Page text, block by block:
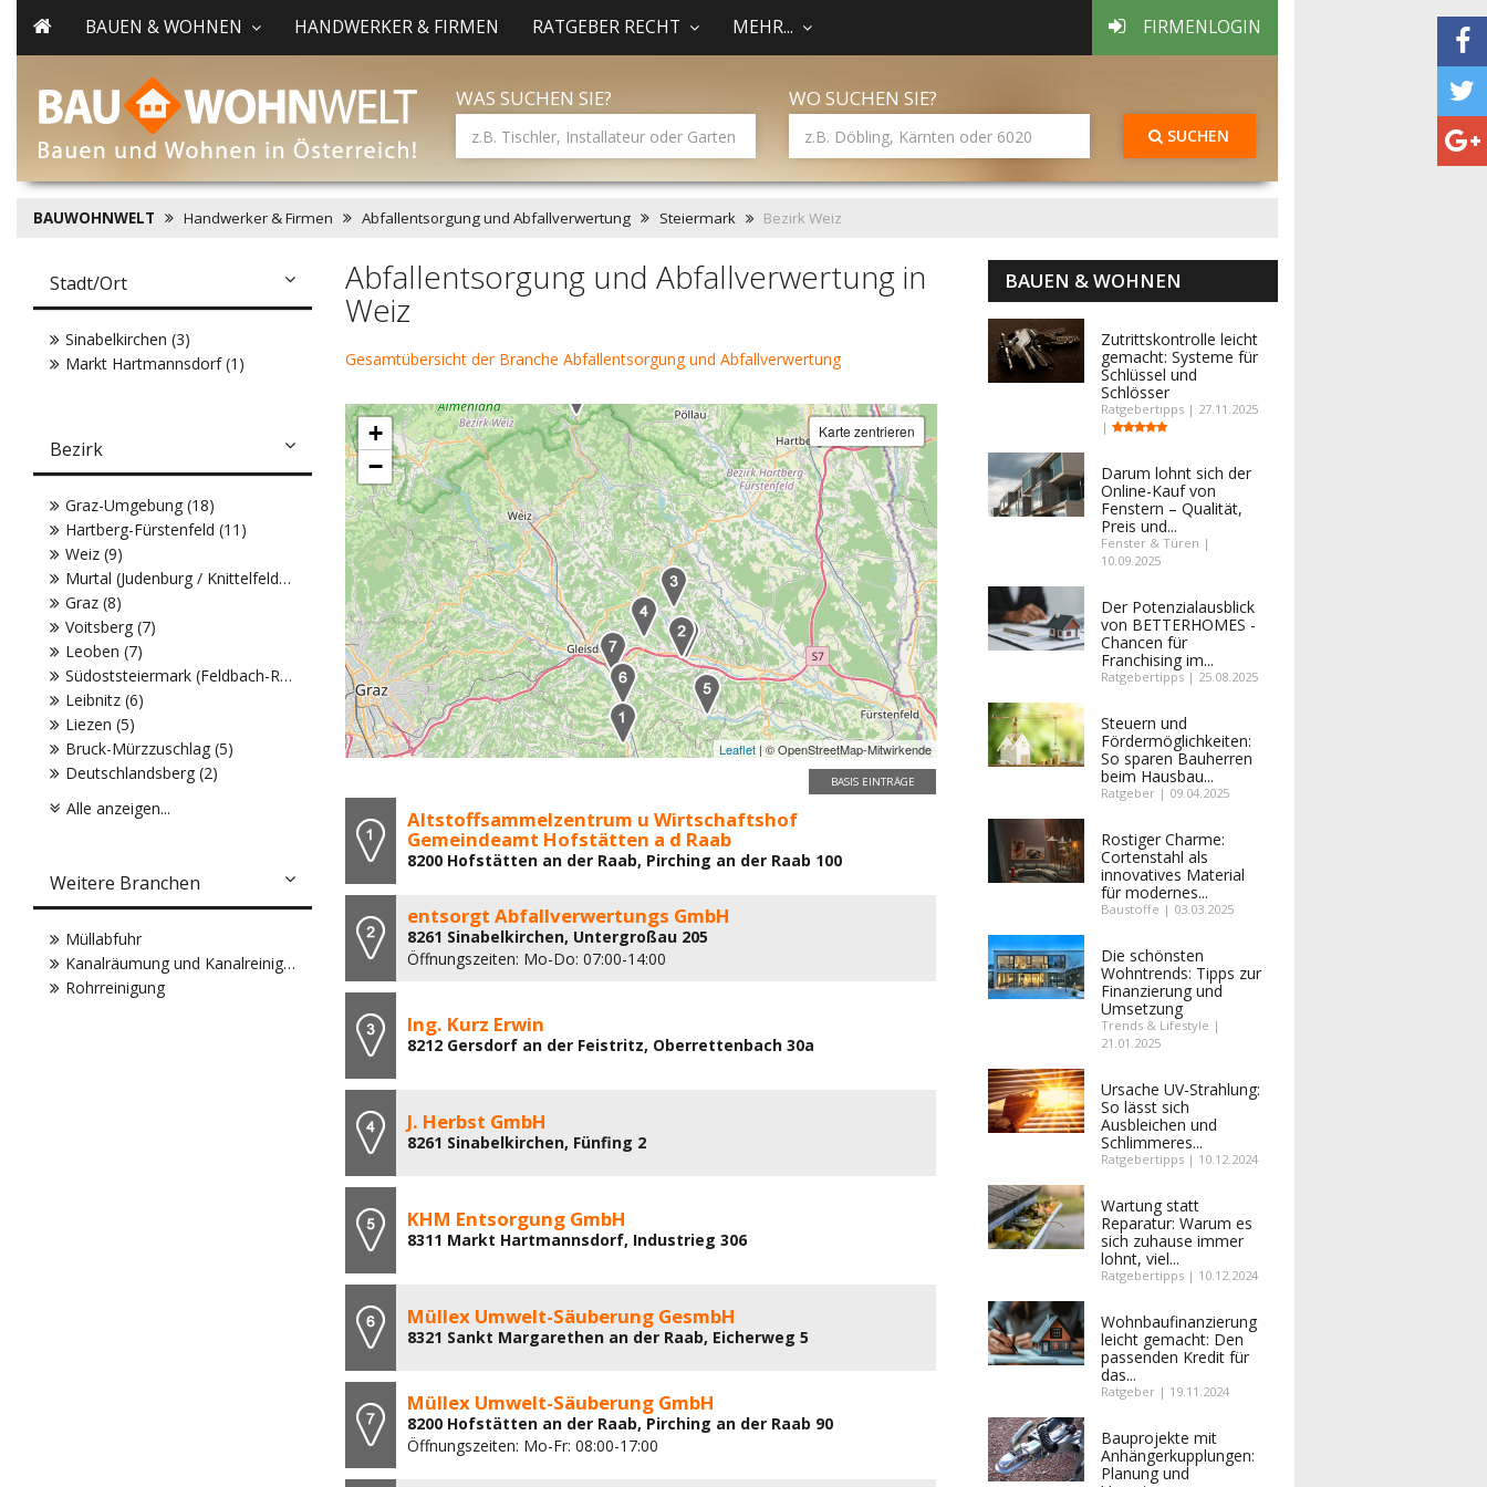
BAUEN & WOHNEN HANDWERKER & FIRMEN RATGEBER RECHT MEHR... FIRMENLOGIN
WAS SUCHEN SIE? WO SUCHEN SIE?
SUCHEN
BAUWOHNWELT Handwerker & Firmen Abfallentsorgung und Abfallverwertung Steiermark Bezirk Weiz
Abfallentsorgung und Abfallverwertung in
Weiz
Gesamtübersicht der Branche Abfallentsorgung und Abfallverwertung
+
−
Karte zentrieren
Leaflet | © OpenStreetMap-Mitwirkende
BASIS EINTRÄGE
Altstoffsammelzentrum u Wirtschaftshof
Gemeindeamt Hofstätten a d Raab
8200 Hofstätten an der Raab, Pirching an der Raab 100
entsorgt Abfallverwertungs GmbH
8261 Sinabelkirchen, Untergroßau 205
Öffnungszeiten: Mo-Do: 07:00-14:00
Ing. Kurz Erwin
8212 Gersdorf an der Feistritz, Oberrettenbach 30a
J. Herbst GmbH
8261 Sinabelkirchen, Fünfing 2
KHM Entsorgung GmbH
8311 Markt Hartmannsdorf, Industrieg 306
Müllex Umwelt-Säuberung GesmbH
8321 Sankt Margarethen an der Raab, Eicherweg 5
Müllex Umwelt-Säuberung GmbH
8200 Hofstätten an der Raab, Pirching an der Raab 90
Öffnungszeiten: Mo-Fr: 08:00-17:00
Stadt/Ort
Sinabelkirchen (3)
Markt Hartmannsdorf (1)
Bezirk
Graz-Umgebung (18)
Hartberg-Fürstenfeld (11)
Weiz (9)
Murtal (Judenburg / Knittelfeld) (8)
Graz (8)
Voitsberg (7)
Leoben (7)
Südoststeiermark (Feldbach-Radkersburg) (6)
Leibnitz (6)
Liezen (5)
Bruck-Mürzzuschlag (5)
Deutschlandsberg (2)
Alle anzeigen...
Weitere Branchen
Müllabfuhr
Kanalräumung und Kanalreinigung
Rohrreinigung
BAUEN & WOHNEN
Zutrittskontrolle leicht
gemacht: Systeme für
Schlüssel und
Schlösser
Ratgebertipps | 27.11.2025
|
Darum lohnt sich der
Online-Kauf von
Fenstern – Qualität,
Preis und...
Fenster & Türen |
10.09.2025
Der Potenzialausblick
von BETTERHOMES -
Chancen für
Franchising im...
Ratgebertipps | 25.08.2025
Steuern und
Fördermöglichkeiten:
So sparen Bauherren
beim Hausbau...
Ratgeber | 09.04.2025
Rostiger Charme:
Cortenstahl als
innovatives Material
für modernes...
Baustoffe | 03.03.2025
Die schönsten
Wohntrends: Tipps zur
Finanzierung und
Umsetzung
Trends & Lifestyle |
21.01.2025
Ursache UV-Strahlung:
So lässt sich
Ausbleichen und
Schlimmeres...
Ratgebertipps | 10.12.2024
Wartung statt
Reparatur: Warum es
sich zuhause immer
lohnt, viel...
Ratgebertipps | 10.12.2024
Wohnbaufinanzierung
leicht gemacht: Den
passenden Kredit für
das...
Ratgeber | 19.11.2024
Bauprojekte mit
Anhängerkupplungen:
Planung und